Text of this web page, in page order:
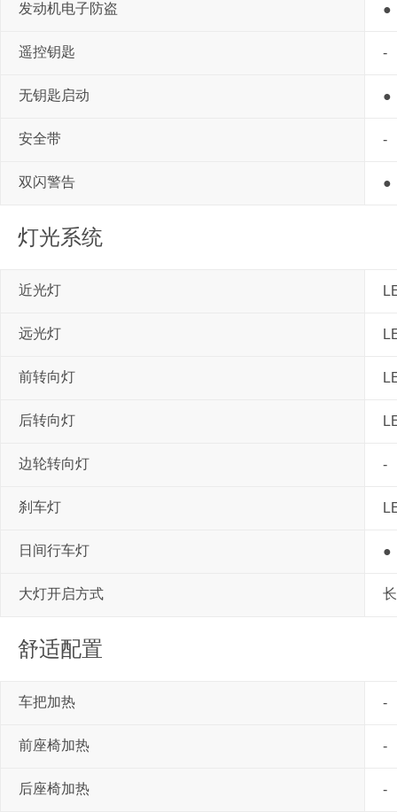
发动机电子防盗 ●
遥控钥匙 -
无钥匙启动 ●
安全带 -
双闪警告 ●
灯光系统
近光灯
远光灯
前转向灯
后转向灯
边轮转向灯 -
刹车灯
日间行车灯 ●
大灯开启方式
舒适配置
车把加热 -
前座椅加热 -
后座椅加热 -